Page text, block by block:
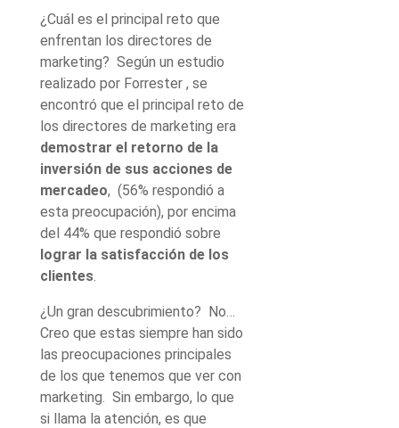
¿Cuál es el principal reto que
enfrentan los directores de
marketing? Según un estudio
realizado por Forrester , se
encontró que el principal reto de
los directores de marketing era
demostrar el retorno de la
inversión de sus acciones de
mercadeo, (56% respondió a
esta preocupación), por encima
del 44% que respondió sobre
lograr la satisfacción de los
clientes.
¿Un gran descubrimiento? No…
Creo que estas siempre han sido
las preocupaciones principales
de los que tenemos que ver con
marketing. Sin embargo, lo que
si llama la atención, es que